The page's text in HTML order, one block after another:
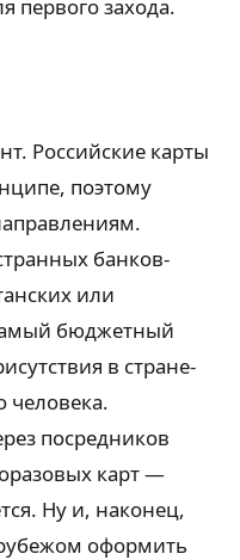
первого захода.
Российские карты
поэтому
банков-
или
бюджетный
в стране-
человека.
посредников
карт —
Ну и, наконец,
оформить